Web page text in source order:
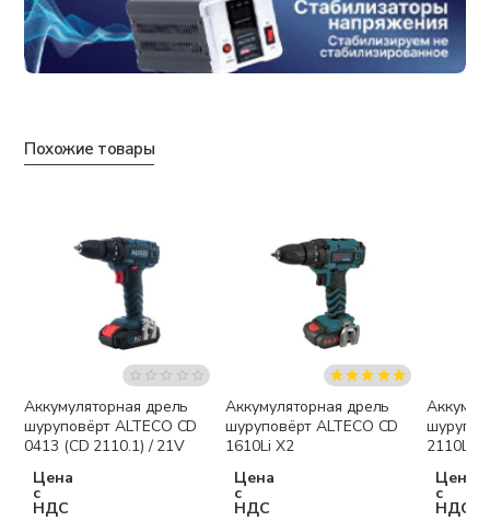
Похожие товары
Аккумуляторная дрель
шуруповёрт ALTECO CD
0413 (CD 2110.1) / 21V
Цена
с
НДС
Аккумуляторная дрель
шуруповёрт ALTECO CD
1610Li X2
Цена
с
НДС
2110Li
Цена
с
НДС